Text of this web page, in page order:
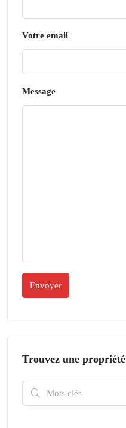
Votre email
Message
Trouvez une propriété